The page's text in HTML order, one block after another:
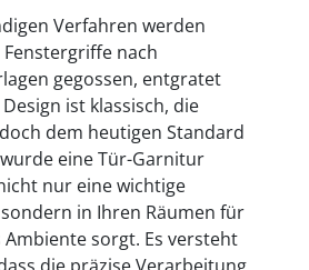
Verfahren werden
nach
gegossen, entgratet
ist klassisch, die
dem heutigen Standard
eine Tür-Garnitur
nur eine wichtige
in Ihren Räumen für
sorgt. Es versteht